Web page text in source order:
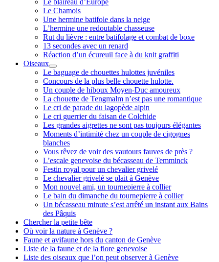
menu
Le blaireau d’Europe
Le Chamois
Une hermine batifole dans la neige
L’hermine une redoutable chasseuse
Rut du lièvre : entre batifolage et combat de boxe
13 secondes avec un renard
Réaction d’un écureuil face à du knit graffiti
Oiseaux
ouvrir
menu
Le baguage de chouettes hulottes juvéniles
Concours de la plus belle chouette hulotte.
Un couple de hiboux Moyen-Duc amoureux
La chouette de Tengmalm n’est pas une romantique
Le cri de parade du lagopède alpin
Le cri guerrier du faisan de Colchide
Les grandes aigrettes ne sont pas toujours élégantes
Moments d’intimité chez un couple de cigognes
blanches
Vous rêvez de voir des vautours fauves de près ?
L’escale genevoise du bécasseau de Temminck
Festin royal pour un chevalier grivelé
Le chevalier grivelé se plait à Genève
Mon nouvel ami, un tournepierre à collier
Le bain du dimanche du tournepierre à collier
Un bécasseau minute s’est arrêté un instant aux Bains
des Pâquis
Chercher la petite bête
Où voir la nature à Genève ?
Faune et avifaune hors du canton de Genève
Liste de la faune et de la flore genevoise
Liste des oiseaux que l’on peut observer à Genève